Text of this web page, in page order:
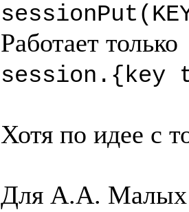
Хотя по идее с
Для А.А. Малых